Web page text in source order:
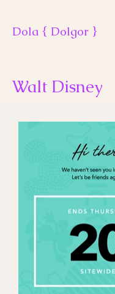
Dola { Dolgor }
Walt Disney